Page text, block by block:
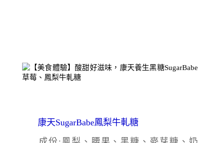
康天SugarBabe鳳梨牛軋糖